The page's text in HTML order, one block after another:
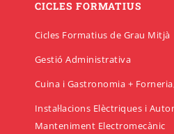
CICLES FORMATIUS
Cicles Formatius de Grau Mitjà
Gestió Administrativa
Cuina i Gastronomia +
Instal·lacions Elèctriques i
Manteniment Electromecànic